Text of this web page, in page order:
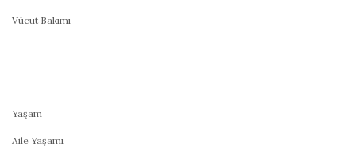
Vücut Bakımı
Yaşam
Aile Yaşamı